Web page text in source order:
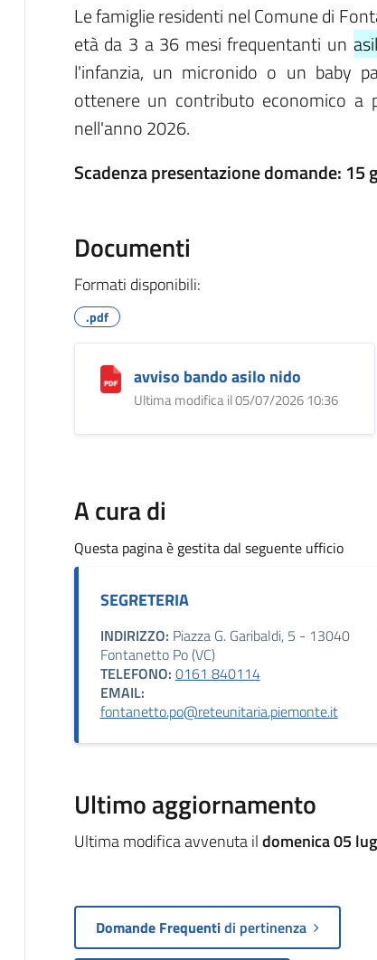
Le famiglie residenti nel Comune di
età da 3 a 36 mesi frequentanti un
l'infanzia, un micronido o un baby
ottenere un contributo economico a
nell'anno 2026.
Scadenza presentazione domande: 15
Documenti
Formati disponibili:
.pdf
avviso bando asilo nido
Ultima modifica il 05/07/2026 10:36
A cura di
Questa pagina è gestita dal seguente ufficio
SEGRETERIA
INDIRIZZO: Piazza G. Garibaldi, 5 - 13040
Fontanetto Po (VC)
TELEFONO: 0161 840114
EMAIL:
fontanetto.po@reteunitaria.piemonte.it
Ultimo aggiornamento
Ultima modifica avvenuta ildomenica 05
Domande Frequentidi pertinenza